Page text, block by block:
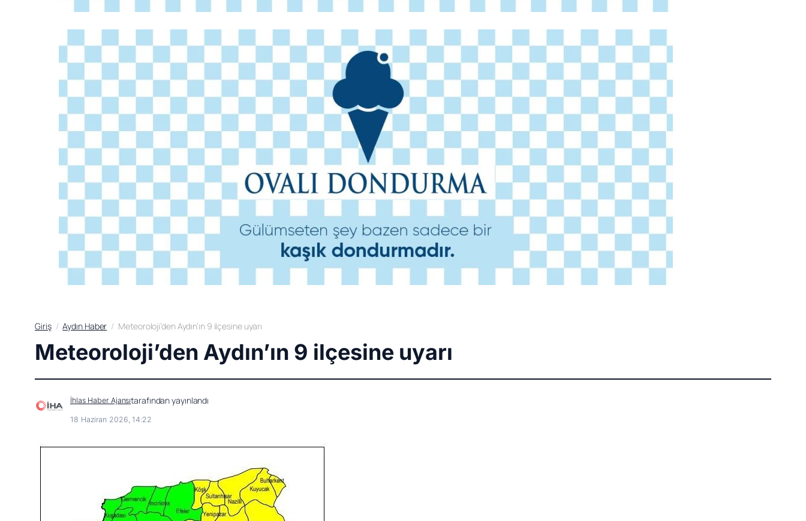
Giriş Aydın Haber Meteoroloji’den Aydın’ın 9 ilçesine uyarı
Meteoroloji’den Aydın’ın 9 ilçesine uyarı
İhlas Haber Ajansıtarafından yayınlandı
18 Haziran 2026, 14:22